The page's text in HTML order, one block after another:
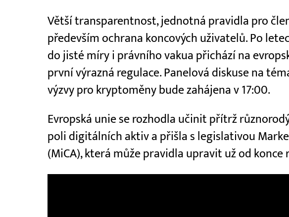
Větší transparentnost, jednotná pravidla pro
především ochrana koncových uživatelů. Po
do jisté míry i právního vakua přichází na
první výrazná regulace. Panelová diskuse na
výzvy pro kryptoměny bude zahájena v 17:00.
Evropská unie se rozhodla učinit přítrž
poli digitálních aktiv a přišla s legislativou
(MiCA), která může pravidla upravit už od konce